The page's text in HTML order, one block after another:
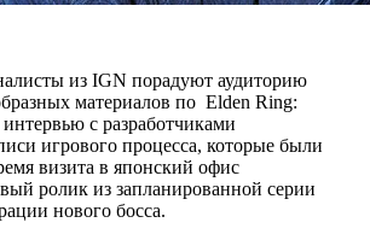
из IGN порадуют аудиторию
материалов по Elden Ring:
с разработчиками
игрового процесса, которые были
визита в японский офис
ролик из запланированной серии
нового босса.